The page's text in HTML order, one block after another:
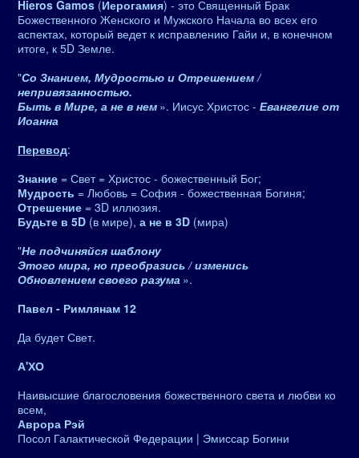
Hieros Gamos (Иерогамия) - это Священный Брак
Божественного Женского и Мужского Начала во всех его
аспектах, который ведет к исправлению Гайи и, в конечном
итоге, к 5D Земле.
"Со Знанием, Мудростью и Отрешением /
непривязанностью.
Быть в Мире, а не в нем ». Иисус Христос - Евангелие от
Иоанна
Перевод:
Знание = Свет = Христос - божественный Бог;
Мудрость = Любовь = София - божественная Богиня;
Отрешение = 3D иллюзия.
Будьте в 5D (в мире), а не в 3D (мира)
"Не подчиняйся шаблону
Этого мира, но преобразись / изменись
Обновлением своего разума ».
Павел - Римлянам 12
Да будет Свет.
А'ХО
Наивысшие благословения божественного света и любви ко
всем,
Аврора Рэй
Посол Галактической Федерации | Эмиссар Богини